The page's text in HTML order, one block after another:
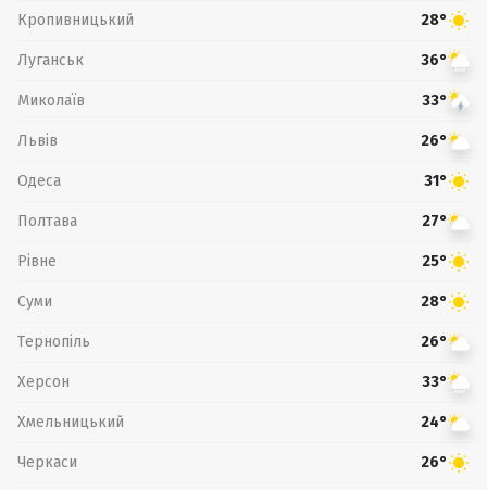
Кропивницький 28°
Луганськ 36°
Миколаїв 33°
Львів 26°
Одеса 31°
Полтава 27°
Рівне 25°
Суми 28°
Тернопіль 26°
Херсон 33°
Хмельницький 24°
Черкаси 26°